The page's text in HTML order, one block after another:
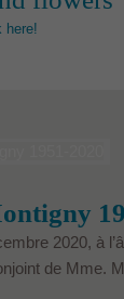
here!
2020, à
de Mme.